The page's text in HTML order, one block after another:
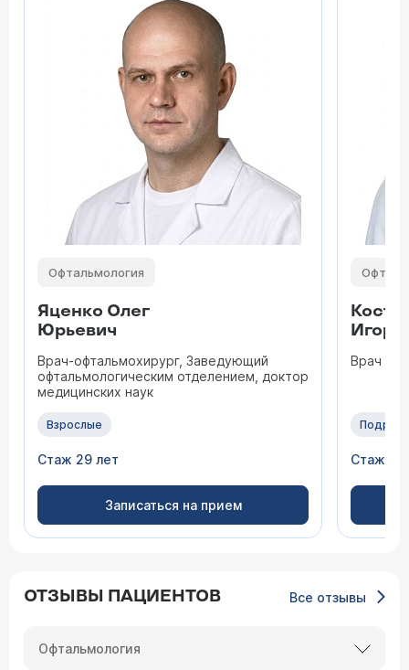
Офтальмология
Яценко Олег
Юрьевич
Врач-офтальмохирург, Заведующий
офтальмологическим отделением, доктор
медицинских наук
Взрослые
Стаж 29 лет
Записаться на прием
Врач
Стаж 12
ОТЗЫВЫ ПАЦИЕНТОВ Все отзывы
Офтальмология